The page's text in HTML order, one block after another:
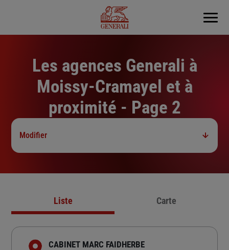
Menu
Les agences Generali à
Moissy-Cramayel et à
proximité - Page 2
Modifier
Liste Carte
CABINET MARC FAIDHERBE